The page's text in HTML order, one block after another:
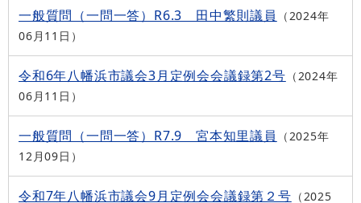
一般質問（一問一答）R6.3 田中繁則議員
2024年
06月11日
令和6年八幡浜市議会3月定例会会議録第2号
2024年
06月11日
一般質問（一問一答）R7.9 宮本知里議員
2025年
12月09日
令和7年八幡浜市議会9月定例会会議録第２号 2025